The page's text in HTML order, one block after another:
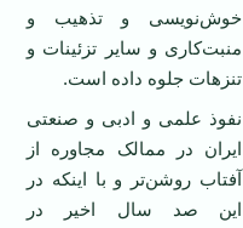
خوش‌نویسی و تذهیب و
منبت‌کاری و سایر تزئینات و
تنزهات جلوه داده است.
نفوذ علمی و ادبی و صنعتی
ایران در ممالک مجاوره از
آفتاب روشن‌تر و با اینکه در
این صد سال اخیر در